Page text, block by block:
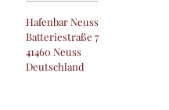
Hafenbar Neuss
Batteriestraße 7
41460 Neuss
Deutschland